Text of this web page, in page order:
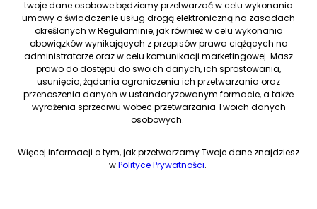
twoje dane osobowe będziemy przetwarzać w celu wykonania
umowy o świadczenie usług drogą elektroniczną na zasadach
określonych w Regulaminie, jak również w celu wykonania
obowiązków wynikających z przepisów prawa ciążących na
administratorze oraz w celu komunikacji marketingowej. Masz
prawo do dostępu do swoich danych, ich sprostowania,
usunięcia, żądania ograniczenia ich przetwarzania oraz
przenoszenia danych w ustandaryzowanym formacie, a także
wyrażenia sprzeciwu wobec przetwarzania Twoich danych
osobowych.
Więcej informacji o tym, jak przetwarzamy Twoje dane znajdziesz
wPolityce Prywatności.